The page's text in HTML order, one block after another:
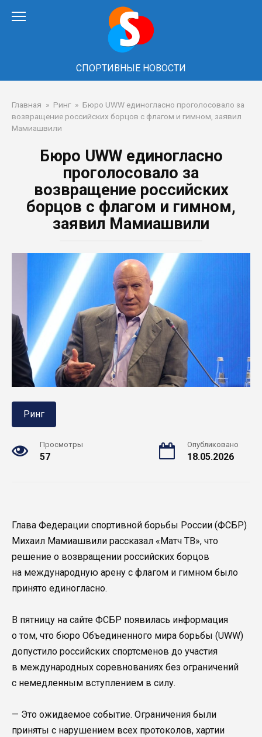
СПОРТИВНЫЕ НОВОСТИ
Главная » Ринг » Бюро UWW единогласно проголосовало за
возвращение российских борцов с флагом и гимном, заявил
Мамиашвили
Бюро UWW единогласно
проголосовало за
возвращение российских
борцов с флагом и гимном,
заявил Мамиашвили
Ринг
Просмотры
57
Опубликовано
18.05.2026
Глава Федерации спортивной борьбы России (ФСБР)
Михаил Мамиашвили рассказал «Матч ТВ», что
решение о возвращении российских борцов
на международную арену с флагом и гимном было
принято единогласно.
В пятницу на сайте ФСБР появилась информация
о том, что бюро Объединенного мира борьбы (UWW)
допустило российских спортсменов до участия
в международных соревнованиях без ограничений
с немедленным вступлением в силу.
— Это ожидаемое событие. Ограничения были
приняты с нарушением всех протоколов, хартии